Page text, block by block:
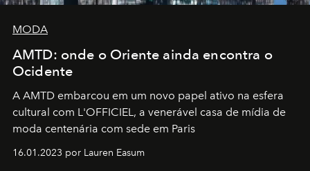
MODA
AMTD: onde o Oriente ainda encontra o
Ocidente
A AMTD embarcou em um novo papel ativo na esfera
cultural com L'OFFICIEL, a venerável casa de mídia de
moda centenária com sede em Paris
16.01.2023 por Lauren Easum